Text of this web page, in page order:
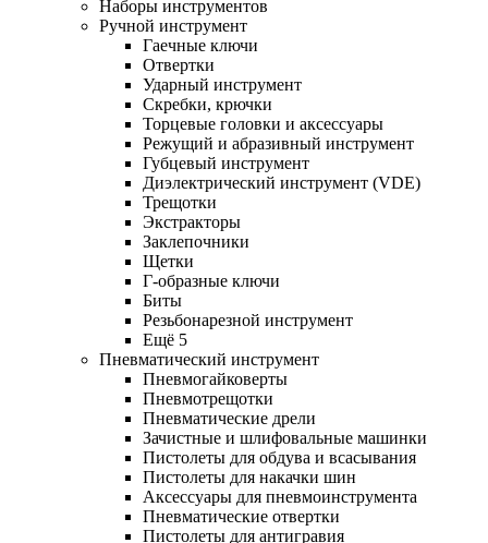
Наборы инструментов
Ручной инструмент
Гаечные ключи
Отвертки
Ударный инструмент
Скребки, крючки
Торцевые головки и аксессуары
Режущий и абразивный инструмент
Губцевый инструмент
Диэлектрический инструмент (VDE)
Трещотки
Экстракторы
Заклепочники
Щетки
Г-образные ключи
Биты
Резьбонарезной инструмент
Ещё 5
Пневматический инструмент
Пневмогайковерты
Пневмотрещотки
Пневматические дрели
Зачистные и шлифовальные машинки
Пистолеты для обдува и всасывания
Пистолеты для накачки шин
Аксессуары для пневмоинструмента
Пневматические отвертки
Пистолеты для антигравия